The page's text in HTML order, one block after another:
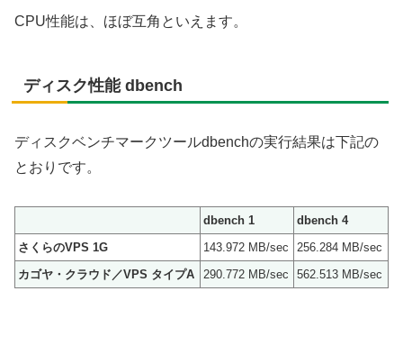
CPU性能は、ほぼ互角といえます。
ディスク性能 dbench
ディスクベンチマークツールdbenchの実行結果は下記の
とおりです。
dbench 1
dbench 4
さくらのVPS 1G
143.972 MB/sec
256.284 MB/sec
カゴヤ・クラウド／VPS タイプA
290.772 MB/sec 562.513 MB/sec